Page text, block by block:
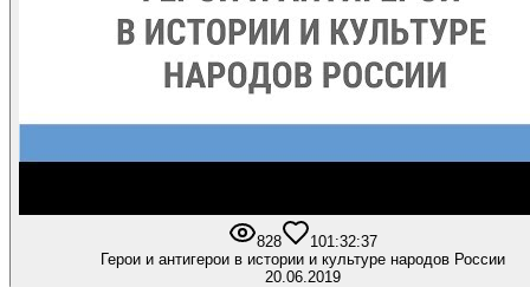
828 101:32:37
Герои и антигерои в истории и культуре народов России
20.06.2019